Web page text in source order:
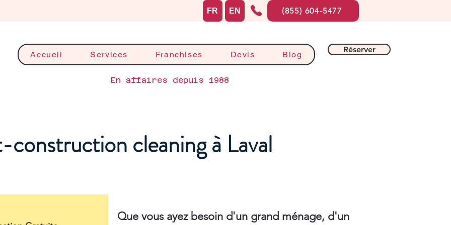
Accueil Services Franchises Devis Blog
Réserver
En affaires depuis 1988
FR EN (855) 604-5477
construction cleaning à Laval
Que vous ayez besoin d'un grand ménage, d'un